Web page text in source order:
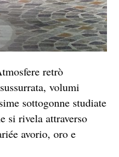
retrò
volumi
sottogonne studiate
si rivela attraverso
avorio, oro e